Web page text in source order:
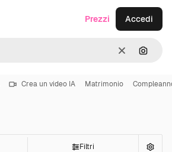
CancellaCerca
Prezzi Accedi
Crea un video IA Matrimonio
Filtri